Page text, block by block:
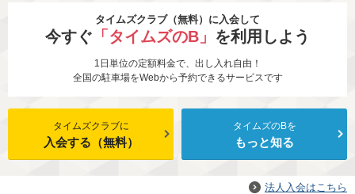
タイムズクラブ（無料）に入会して
今すぐ 「タイムズのB」 を利用しよう
1日単位の定額料金で、出し入れ自由！
全国の駐車場をWebから予約できるサービスです
タイムズクラブに
入会する（無料）
タイムズのBを
もっと知る
法人入会はこちら